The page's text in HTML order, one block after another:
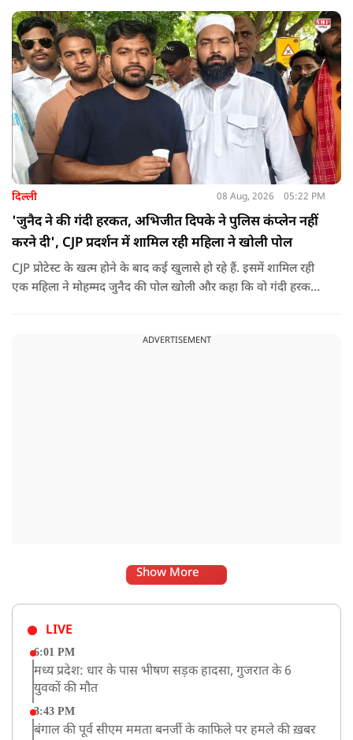
दिल्ली 08 Aug, 2026 05:22 PM
'जुनैद ने की गंदी हरकत, अभिजीत दिपके ने पुलिस कंप्लेन नहीं
करने दी', CJP प्रदर्शन में शामिल रही महिला ने खोली पोल
CJP प्रोटेस्ट के खत्म होने के बाद कई खुलासे हो रहे हैं. इसमें शामिल रही
एक महिला ने मोहम्मद जुनैद की पोल खोली और कहा कि वो गंदी हरकतें
ADVERTISEMENT
Show More
LIVE
6:01 PM
मध्य प्रदेश: धार के पास भीषण सड़क हादसा, गुजरात के 6
युवकों की मौत
3:43 PM
बंगाल की पूर्व सीएम ममता बनर्जी के काफिले पर हमले की ख़बर